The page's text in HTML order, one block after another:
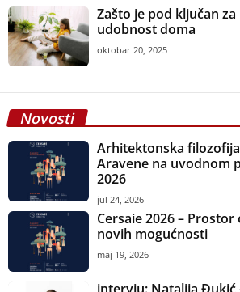
Zašto je pod ključan
udobnost doma
oktobar 20, 2025
Novosti
Arhitektonska
Aravene na uvodnom
2026
jul 24, 2026
Cersaie 2026 –
novih mogućnosti
maj 19, 2026
intervju: Natalija Đukić